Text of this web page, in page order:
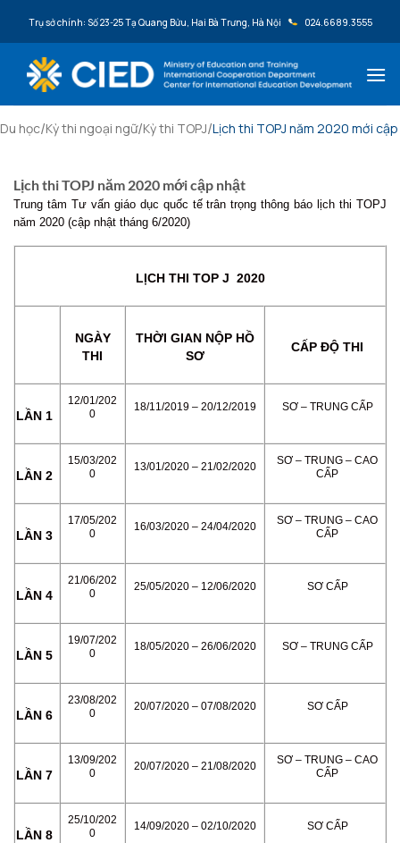
Trụ sở chính: Số 23-25 Tạ Quang Bửu, Hai Bà Trưng, Hà Nội 024.6689.3555
Du học/Kỳ thi ngoại ngữ/Kỳ thi TOPJ/Lịch thi TOPJ năm 2020 mới
Lịch thi TOPJ năm 2020 mới cập nhật
Trung tâm Tư vấn giáo dục quốc tế trân trọng thông báo lịch thi TOPJ
năm 2020 (cập nhật tháng 6/2020)
LỊCH THI TOP J 2020
NGÀY
THI
THỜI GIAN NỘP HỒ
SƠ
CẤP ĐỘ THI
LẦN 1
12/01/202
0
18/11/2019 – 20/12/2019 SƠ – TRUNG CẤP
LẦN 2
15/03/202
0
13/01/2020 – 21/02/2020
SƠ – TRUNG – CAO
CẤP
LẦN 3
17/05/202
0
16/03/2020 – 24/04/2020
SƠ – TRUNG – CAO
CẤP
LẦN 4
21/06/202
0
25/05/2020 – 12/06/2020 SƠ CẤP
LẦN 5
19/07/202
0
18/05/2020 – 26/06/2020 SƠ – TRUNG CẤP
LẦN 6
23/08/202
0
20/07/2020 – 07/08/2020 SƠ CẤP
LẦN 7
13/09/202
0
20/07/2020 – 21/08/2020
SƠ – TRUNG – CAO
CẤP
LẦN 8
25/10/202
0
14/09/2020 – 02/10/2020 SƠ CẤP